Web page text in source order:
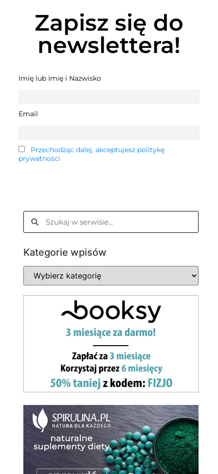
Zapisz się do
newslettera!
Imię lub Imię i Nazwisko
Email
Przechodząc dalej, akceptujesz politykę
prywatności
Kategorie wpisów